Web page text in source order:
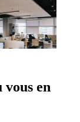
vous en